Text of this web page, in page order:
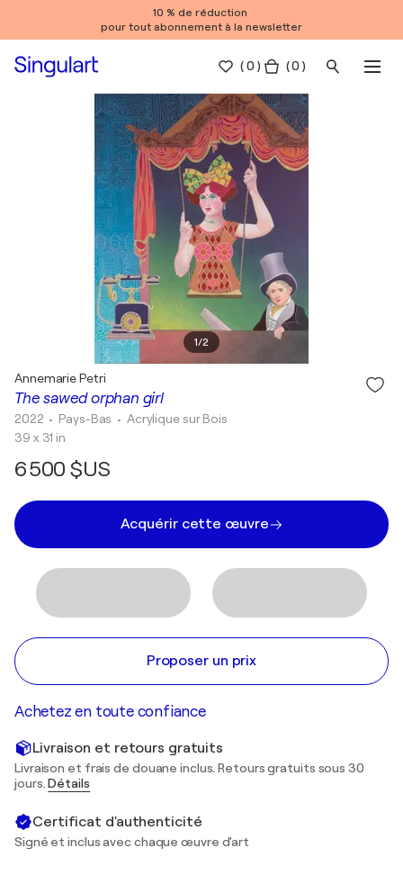
10 % de réduction
pour tout abonnement à la newsletter
(0 ) ( 0 )
1/2
The sawed orphan girl
Annemarie Petri
2022 • Pays-Bas • Acrylique sur Bois
39 x 31 in
6 500 $US
Acquérir cette œuvre
Proposer un prix
Achetez en toute confiance
Livraison et retours gratuits
Livraison et frais de douane inclus. Retours gratuits sous 30
jours.Détails
Certificat d'authenticité
Signé et inclus avec chaque œuvre d'art